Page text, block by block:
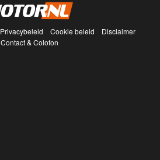
Privacybeleid Cookie beleid
Disclaimer
Contact & Colofon